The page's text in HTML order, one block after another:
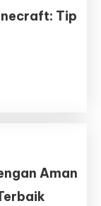
Tip
Aman